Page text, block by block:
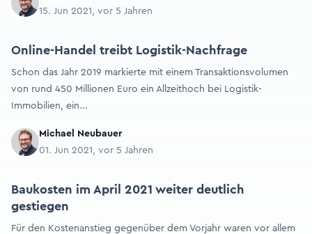
15. Jun 2021, vor 5 Jahren
Online-Handel treibt Logistik-Nachfrage
Schon das Jahr 2019 markierte mit einem Transaktionsvolumen
von rund 450 Millionen Euro ein Allzeithoch bei Logistik-
Immobilien, ein...
Michael Neubauer
01. Jun 2021, vor 5 Jahren
Baukosten im April 2021 weiter deutlich
gestiegen
Für den Kostenanstieg gegenüber dem Vorjahr waren vor allem